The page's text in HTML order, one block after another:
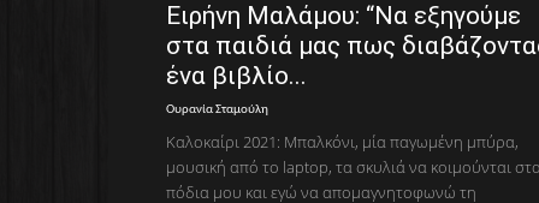
Ειρήνη Μαλάμου: “Να εξηγούμε
στα παιδιά μας πως
ένα βιβλίο...
Ουρανία Σταμούλη
Καλοκαίρι 2021: Μπαλκόνι, μία παγωμένη μπύρα,
μουσική από το laptop, τα σκυλιά να κοιμούνται
πόδια μου και εγώ να απομαγνητοφωνώ τη